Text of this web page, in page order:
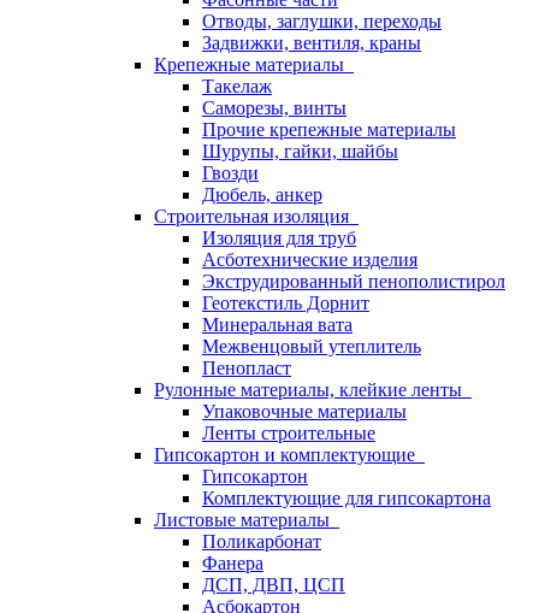
Отводы, заглушки, переходы
Задвижки, вентиля, краны
Крепежные материалы
Такелаж
Саморезы, винты
Прочие крепежные материалы
Шурупы, гайки, шайбы
Гвозди
Дюбель, анкер
Строительная изоляция
Изоляция для труб
Асботехнические изделия
Экструдированный пенополистирол
Геотекстиль Дорнит
Минеральная вата
Межвенцовый утеплитель
Пенопласт
Рулонные материалы, клейкие ленты
Упаковочные материалы
Ленты строительные
Гипсокартон и комплектующие
Гипсокартон
Комплектующие для гипсокартона
Листовые материалы
Поликарбонат
Фанера
ДСП, ДВП, ЦСП
Асбокартон